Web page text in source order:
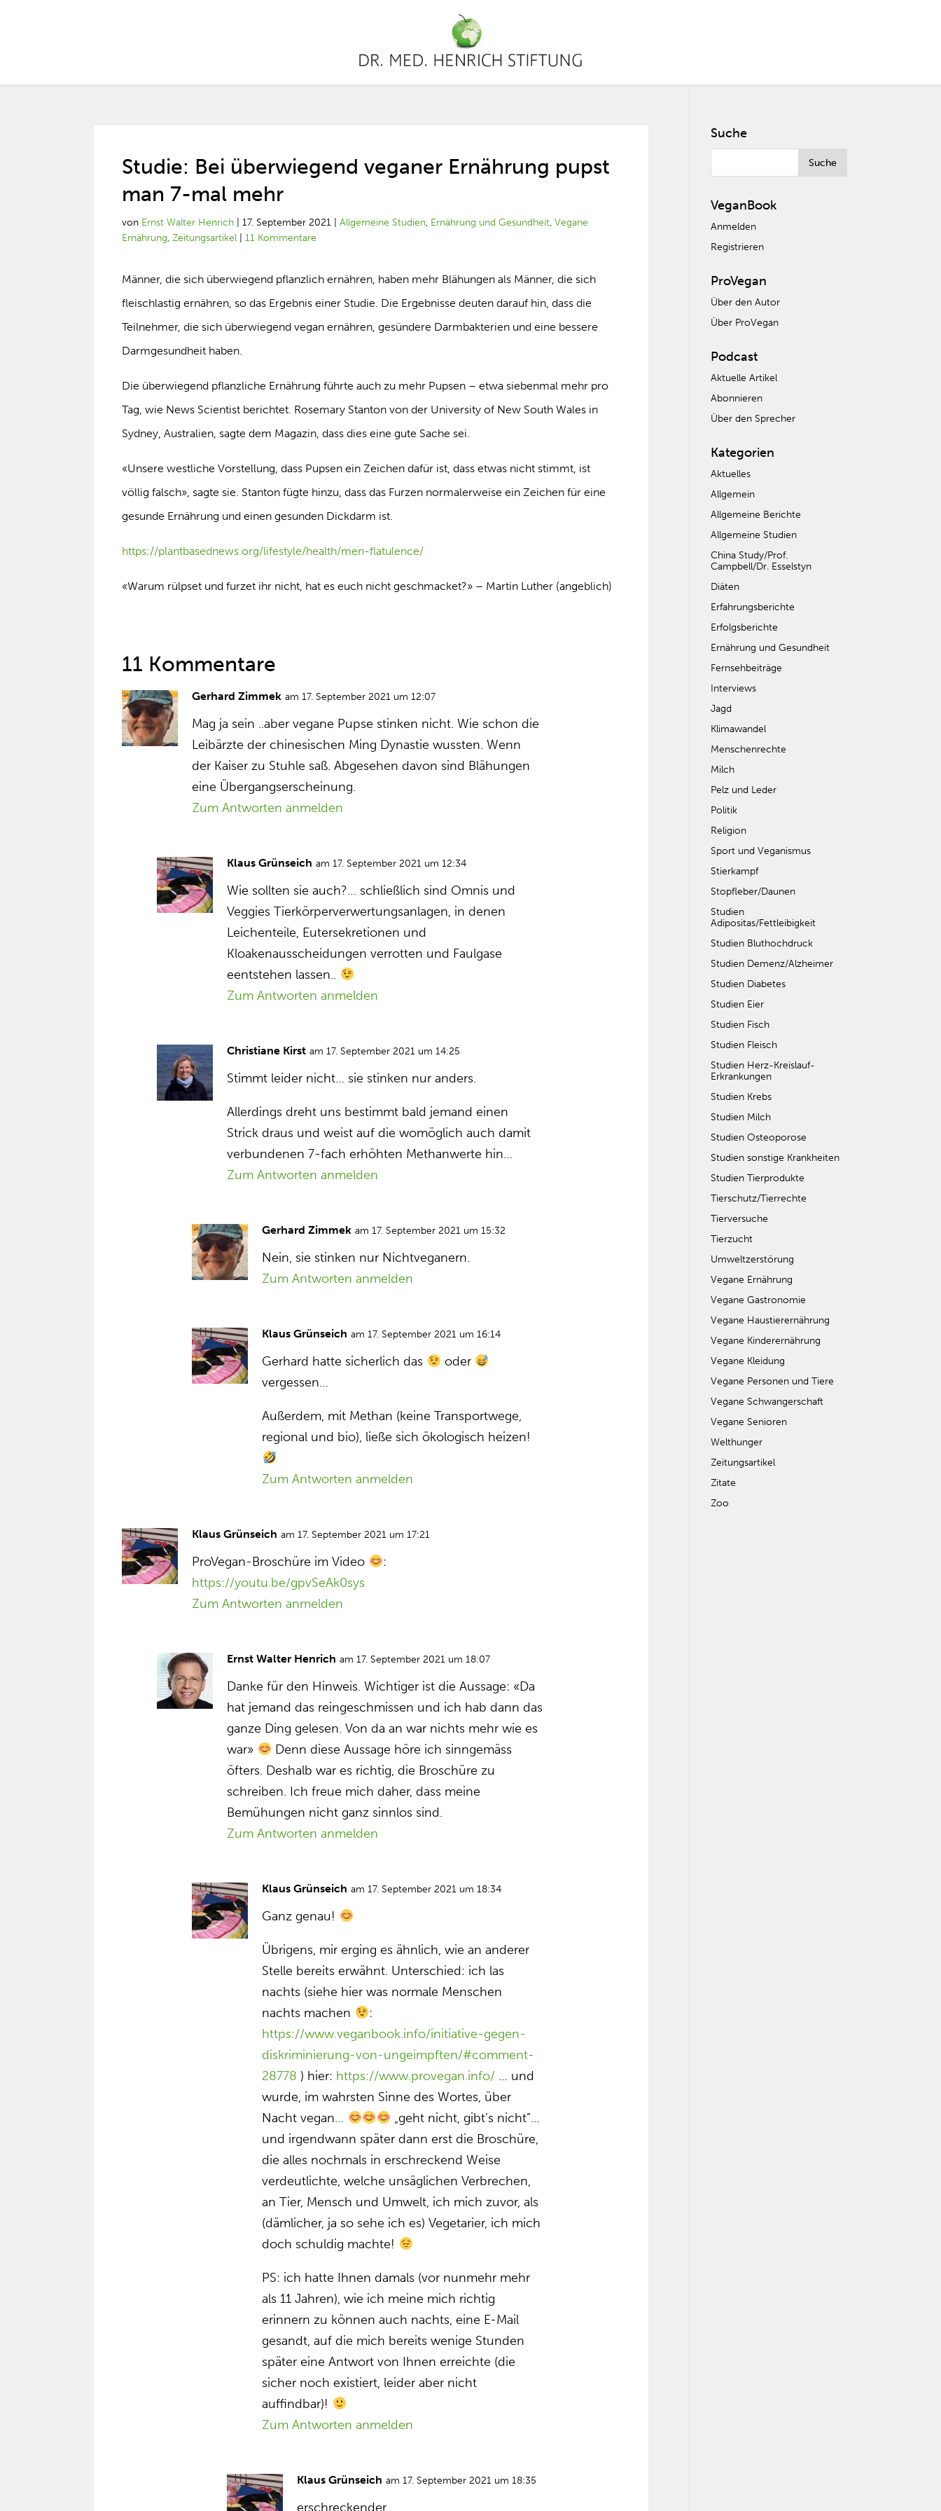
Studie: Bei überwiegend veganer Ernährung pupst
man 7-mal mehr
von Ernst Walter Henrich |17. September 2021 |Allgemeine Studien, Ernährung und Gesundheit,Vegane
Ernährung,Zeitungsartikel |11 Kommentare
Männer, die sich überwiegend pflanzlich ernähren, haben mehr Blähungen als Männer, die sich
fleischlastig ernähren, so das Ergebnis einer Studie. Die Ergebnisse deuten darauf hin, dass die
Teilnehmer, die sich überwiegend vegan ernähren, gesündere Darmbakterien und eine bessere
Darmgesundheit haben.
Die überwiegend pflanzliche Ernährung führte auch zu mehr Pupsen – etwa siebenmal mehr pro
Tag, wie News Scientist berichtet. Rosemary Stanton von der University of New South Wales in
Sydney, Australien, sagte dem Magazin, dass dies eine gute Sache sei.
«Unsere westliche Vorstellung, dass Pupsen ein Zeichen dafür ist, dass etwas nicht stimmt, ist
völlig falsch», sagte sie. Stanton fügte hinzu, dass das Furzen normalerweise ein Zeichen für eine
gesunde Ernährung und einen gesunden Dickdarm ist.
https://plantbasednews.org/lifestyle/health/men-flatulence/
«Warum rülpset und furzet ihr nicht, hat es euch nicht geschmacket?» – Martin Luther (angeblich)
11 Kommentare
Gerhard Zimmek am 17. September 2021 um 12:07
Mag ja sein ..aber vegane Pupse stinken nicht. Wie schon die
Leibärzte der chinesischen Ming Dynastie wussten. Wenn
der Kaiser zu Stuhle saß. Abgesehen davon sind Blähungen
eine Übergangserscheinung.
Zum Antworten anmelden
Klaus Grünseich am 17. September 2021 um 12:34
Wie sollten sie auch?… schließlich sind Omnis und
Veggies Tierkörperverwertungsanlagen, in denen
Leichenteile, Eutersekretionen und
Kloakenausscheidungen verrotten und Faulgase
eentstehen lassen..
Zum Antworten anmelden
Christiane Kirst am 17. September 2021 um 14:25
Stimmt leider nicht… sie stinken nur anders.
Allerdings dreht uns bestimmt bald jemand einen
Strick draus und weist auf die womöglich auch damit
verbundenen 7-fach erhöhten Methanwerte hin…
Zum Antworten anmelden
Gerhard Zimmek am 17. September 2021 um 15:32
Nein, sie stinken nur Nichtveganern.
Zum Antworten anmelden
Klaus Grünseich am 17. September 2021 um 16:14
Gerhard hatte sicherlich das
oder
vergessen…
Außerdem, mit Methan (keine Transportwege,
regional und bio), ließe sich ökologisch heizen!
Zum Antworten anmelden
Klaus Grünseich am 17. September 2021 um 17:21
ProVegan-Broschüre im Video
:
https://youtu.be/gpvSeAk0sys
Zum Antworten anmelden
Ernst Walter Henrich am 17. September 2021 um 18:07
Danke für den Hinweis. Wichtiger ist die Aussage: «Da
hat jemand das reingeschmissen und ich hab dann das
ganze Ding gelesen. Von da an war nichts mehr wie es
war»
Denn diese Aussage höre ich sinngemäss
öfters. Deshalb war es richtig, die Broschüre zu
schreiben. Ich freue mich daher, dass meine
Bemühungen nicht ganz sinnlos sind.
Zum Antworten anmelden
Klaus Grünseich am 17. September 2021 um 18:34
Ganz genau!
Übrigens, mir erging es ähnlich, wie an anderer
Stelle bereits erwähnt. Unterschied: ich las
nachts (siehe hier was normale Menschen
nachts machen
:
https://www.veganbook.info/initiative-gegen-
diskriminierung-von-ungeimpften/#comment-
28778 ) hier: https://www.provegan.info/ … und
wurde, im wahrsten Sinne des Wortes, über
Nacht vegan…
„geht nicht, gibt’s nicht”…
und irgendwann später dann erst die Broschüre,
die alles nochmals in erschreckend Weise
verdeutlichte, welche unsäglichen Verbrechen,
an Tier, Mensch und Umwelt, ich mich zuvor, als
(dämlicher, ja so sehe ich es) Vegetarier, ich mich
doch schuldig machte!
PS: ich hatte Ihnen damals (vor nunmehr mehr
als 11 Jahren), wie ich meine mich richtig
erinnern zu können auch nachts, eine E-Mail
gesandt, auf die mich bereits wenige Stunden
später eine Antwort von Ihnen erreichte (die
sicher noch existiert, leider aber nicht
auffindbar)!
Zum Antworten anmelden
Klaus Grünseich am 17. September 2021 um 18:35
erschreckender
Suche
VeganBook
Anmelden
Registrieren
ProVegan
Über den Autor
Über ProVegan
Podcast
Aktuelle Artikel
Abonnieren
Über den Sprecher
Kategorien
Aktuelles
Allgemein
Allgemeine Berichte
Allgemeine Studien
China Study/Prof.
Campbell/Dr. Esselstyn
Diäten
Erfahrungsberichte
Erfolgsberichte
Ernährung und Gesundheit
Fernsehbeiträge
Interviews
Jagd
Klimawandel
Menschenrechte
Milch
Pelz und Leder
Politik
Religion
Sport und Veganismus
Stierkampf
Stopfleber/Daunen
Studien
Adipositas/Fettleibigkeit
Studien Bluthochdruck
Studien Demenz/Alzheimer
Studien Diabetes
Studien Eier
Studien Fisch
Studien Fleisch
Studien Herz-Kreislauf-
Erkrankungen
Studien Krebs
Studien Milch
Studien Osteoporose
Studien sonstige Krankheiten
Studien Tierprodukte
Tierschutz/Tierrechte
Tierversuche
Tierzucht
Umweltzerstörung
Vegane Ernährung
Vegane Gastronomie
Vegane Haustierernährung
Vegane Kinderernährung
Vegane Kleidung
Vegane Personen und Tiere
Vegane Schwangerschaft
Vegane Senioren
Welthunger
Zeitungsartikel
Zitate
Zoo